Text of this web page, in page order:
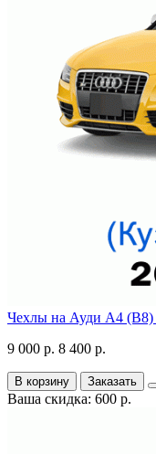
Чехлы на Ауди А4 (В8)
9 000 р. 8 400 р.
В корзину Заказать
Ваша скидка: 600 р.